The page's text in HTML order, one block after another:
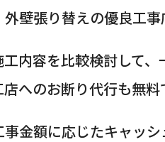
壁張り替えの優良工事
内容を比較検討して
へのお断り代行も無料
金額に応じたキャッシ